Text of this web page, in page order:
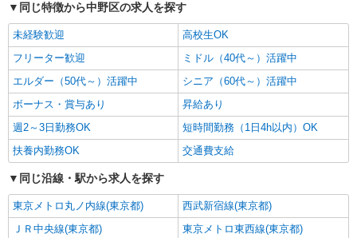
同じ特徴から中野区の求人を探す
未経験歓迎
高校生OK
フリーター歓迎
ミドル（40代～）活躍中
エルダー（50代～）活躍中
シニア（60代～）活躍中
ボーナス・賞与あり
昇給あり
週2～3日勤務OK
短時間勤務（1日4h以内）OK
扶養内勤務OK
交通費支給
同じ沿線・駅から求人を探す
東京メトロ丸ノ内線(東京都)
西武新宿線(東京都)
ＪＲ中央線(東京都)
東京メトロ東西線(東京都)